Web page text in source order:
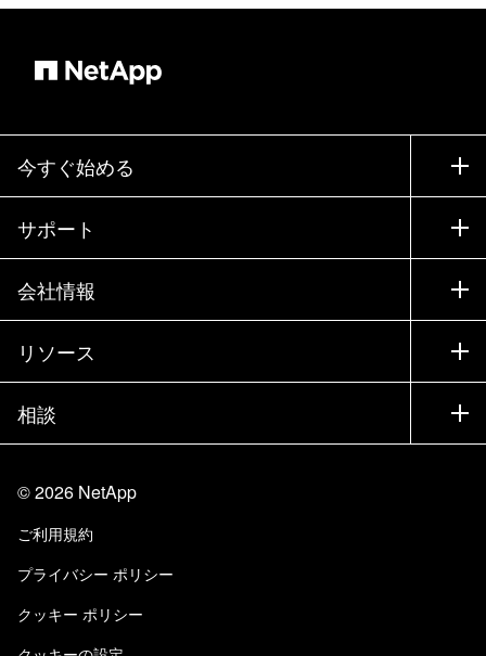
今すぐ始める
購入方法
営業チームへのお問い合わせ
パートナーを検索
エグゼクティブ ブリーフィング
製品A-Z
サポート
サポート
トレーニング
ドキュメント
ナレッジ ベース
コミュニティ
知識の習得
会社情報
会社情報
パートナー
採用情報
Trust Center
責任と持続可能性
品質に関する認定
NetApp Instaclustr
リソース
ニュースルーム
イベント
ブログ
カスタマー エクスペリエンス
ユーザ事例
相談
当サイトに関するフィードバック
アクセシビリティ
Eメールの登録
©2026 NetApp
ご利用規約
プライバシー ポリシー
クッキー ポリシー